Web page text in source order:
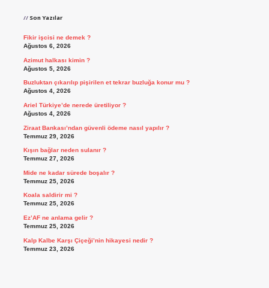
Son Yazılar
Fikir işcisi ne demek ?
Ağustos 6, 2026
Azimut halkası kimin ?
Ağustos 5, 2026
Buzluktan çıkarılıp pişirilen et tekrar buzluğa konur mu ?
Ağustos 4, 2026
Ariel Türkiye’de nerede üretiliyor ?
Ağustos 4, 2026
Ziraat Bankası’ndan güvenli ödeme nasıl yapılır ?
Temmuz 29, 2026
Kışın bağlar neden sulanır ?
Temmuz 27, 2026
Mide ne kadar sürede boşalır ?
Temmuz 25, 2026
Koala saldirir mi ?
Temmuz 25, 2026
Ez’AF ne anlama gelir ?
Temmuz 25, 2026
Kalp Kalbe Karşı Çiçeği’nin hikayesi nedir ?
Temmuz 23, 2026